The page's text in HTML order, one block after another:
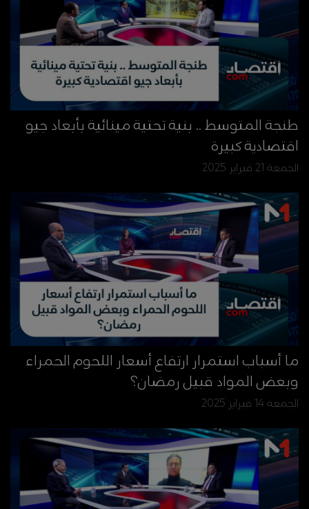
طنجة المتوسط .. بنية تحتية مينائية بأبعاد جيو
اقتصادية كبيرة
الجمعة 21 فبراير 2025
ما أسباب استمرار ارتفاع أسعار اللحوم الحمراء
وبعض المواد قبيل رمضان؟
الجمعة 14 فبراير 2025